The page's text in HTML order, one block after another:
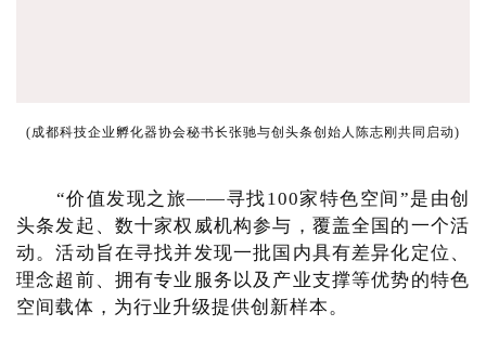
(成都科技企业孵化器协会秘书长张驰与创头条创始人陈志刚共同启动)
“价值发现之旅——寻找100家特色空间”是由创
头条发起、数十家权威机构参与，覆盖全国的一个活
动。活动旨在寻找并发现一批国内具有差异化定位、
理念超前、拥有专业服务以及产业支撑等优势的特色
空间载体，为行业升级提供创新样本。